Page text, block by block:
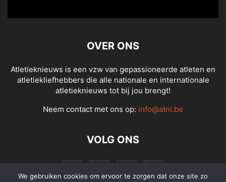
OVER ONS
Atletieknieuws is een vzw van gepassioneerde atleten en
atletiekliefhebbers die alle nationale en internationale
atletieknieuws tot bij jou brengt!
Neem contact met ons op: info@atni.be
VOLG ONS
We gebruiken cookies om ervoor te zorgen dat onze site zo